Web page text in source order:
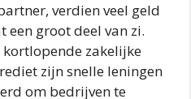
verdien veel geld
een groot deel van zi.
zakelijke
zijn snelle leningen
om bedrijven te